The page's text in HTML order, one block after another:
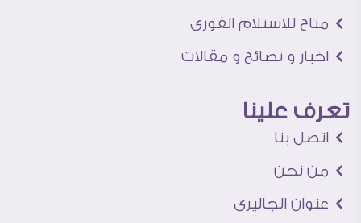
متاح للاستلام الفورى
اخبار و نصائح و مقالات
تعرف علينا
اتصل بنا
من نحن
عنوان الجاليرى